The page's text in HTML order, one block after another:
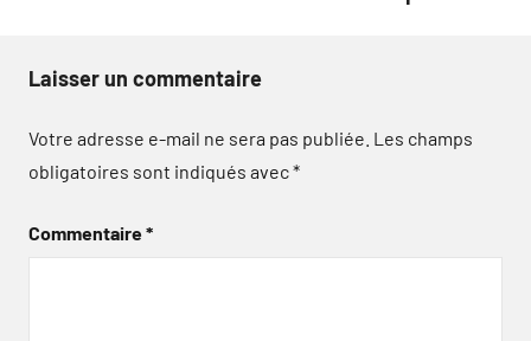
Laisser un commentaire
Votre adresse e-mail ne sera pas publiée. Les champs
obligatoires sont indiqués avec*
Commentaire*